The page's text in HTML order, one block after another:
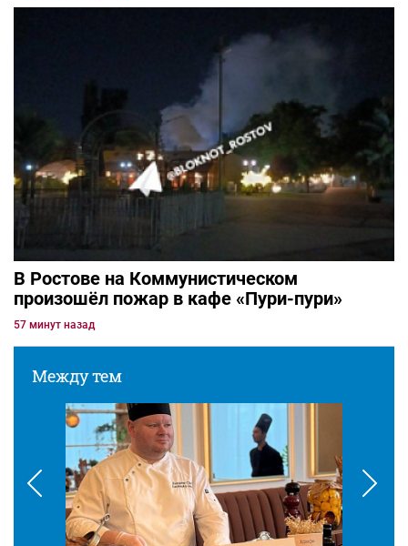
В Ростове на Коммунистическом
произошёл пожар в кафе «Пури-пури»
57 минут назад
Между тем